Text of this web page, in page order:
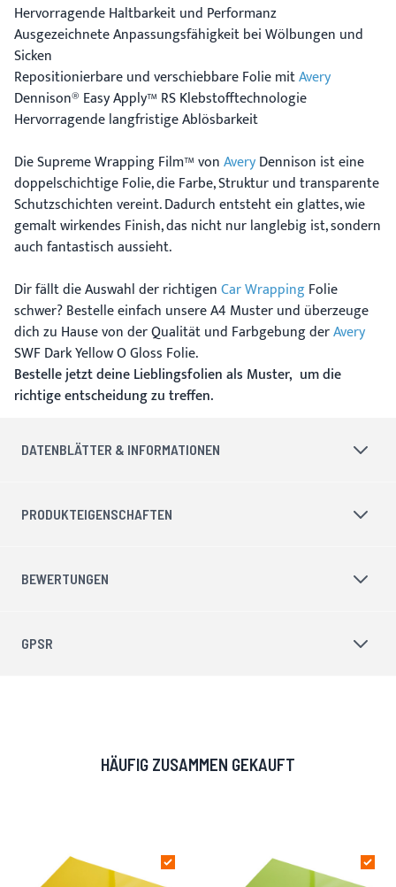
Hervorragende Haltbarkeit und Performanz
Ausgezeichnete Anpassungsfähigkeit bei Wölbungen und
Sicken
Repositionierbare und verschiebbare Folie mitAvery
Dennison® Easy Apply™ RS Klebstofftechnologie
Hervorragende langfristige Ablösbarkeit
Die Supreme Wrapping Film™ vonAveryDennison ist eine
doppelschichtige Folie, die Farbe, Struktur und transparente
Schutzschichten vereint. Dadurch entsteht ein glattes, wie
gemalt wirkendes Finish, das nicht nur langlebig ist, sondern
auch fantastisch aussieht.
Dir fällt die Auswahl der richtigenCar WrappingFolie
schwer? Bestelle einfach unsere A4 Muster und überzeuge
dich zu Hause von der Qualität und Farbgebung derAvery
SWF Dark Yellow O Gloss Folie.
Bestelle jetzt deine Lieblingsfolien als Muster, um die
richtige entscheidung zu treffen.
DATENBLÄTTER & INFORMATIONEN
PRODUKTEIGENSCHAFTEN
BEWERTUNGEN
GPSR
HÄUFIG ZUSAMMEN GEKAUFT